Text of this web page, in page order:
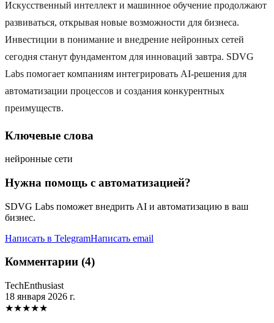
Искусственный интеллект и машинное обучение продолжают
развиваться, открывая новые возможности для бизнеса.
Инвестиции в понимание и внедрение нейронных сетей
сегодня станут фундаментом для инноваций завтра. SDVG
Labs помогает компаниям интегрировать AI-решения для
автоматизации процессов и создания конкурентных
преимуществ.
Ключевые слова
нейронные сети
Нужна помощь с автоматизацией?
SDVG Labs поможет внедрить AI и автоматизацию в ваш
бизнес.
Написать в TelegramНаписать email
Комментарии (4)
TechEnthusiast
18 января 2026 г.
★★★★★